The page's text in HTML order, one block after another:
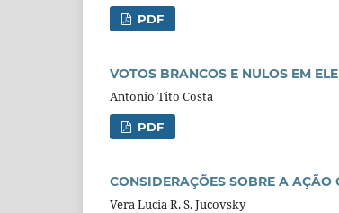
PDF
VOTOS BRANCOS E NULOS EM
Antonio Tito Costa
PDF
CONSIDERAÇÕES SOBRE A AÇÃO
Vera Lucia R. S. Jucovsky